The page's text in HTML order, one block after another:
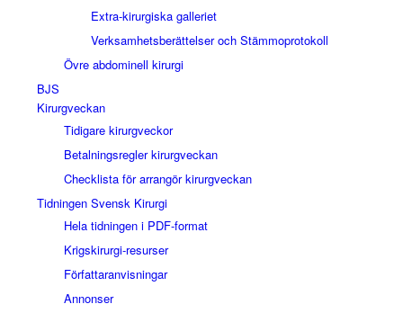
Extra-kirurgiska galleriet
Verksamhetsberättelser och Stämmoprotokoll
Övre abdominell kirurgi
BJS
Kirurgveckan
Tidigare kirurgveckor
Betalningsregler kirurgveckan
Checklista för arrangör kirurgveckan
Tidningen Svensk Kirurgi
Hela tidningen i PDF-format
Krigskirurgi-resurser
Författaranvisningar
Annonser